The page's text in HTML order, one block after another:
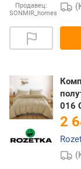
Продавец:
SONMIR_homes
016
2